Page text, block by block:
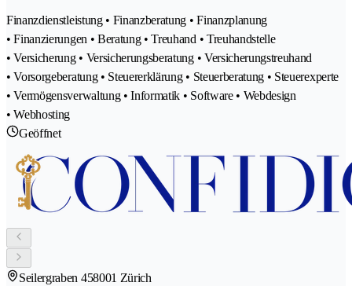
Finanzdienstleistung • Finanzberatung • Finanzplanung
• Finanzierungen • Beratung • Treuhand • Treuhandstelle
• Versicherung • Versicherungsberatung • Versicherungstreuhand
• Vorsorgeberatung • Steuererklärung • Steuerberatung • Steuerexperte
• Vermögensverwaltung • Informatik • Software • Webdesign
• Webhosting
Geöffnet
Seilergraben 458001 Zürich